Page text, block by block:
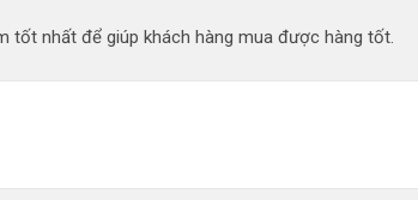
tốt nhất để giúp khách hàng mua được hàng tốt.